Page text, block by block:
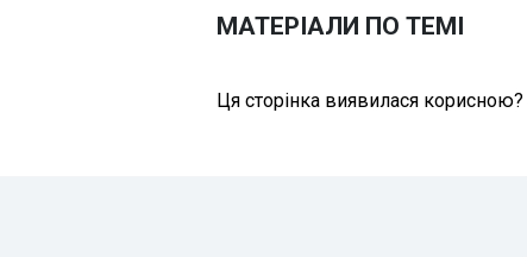
МАТЕРІАЛИ ПО ТЕМІ
Ця сторінка виявилася корисною?